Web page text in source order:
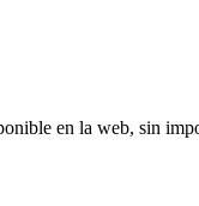
en la web, sin